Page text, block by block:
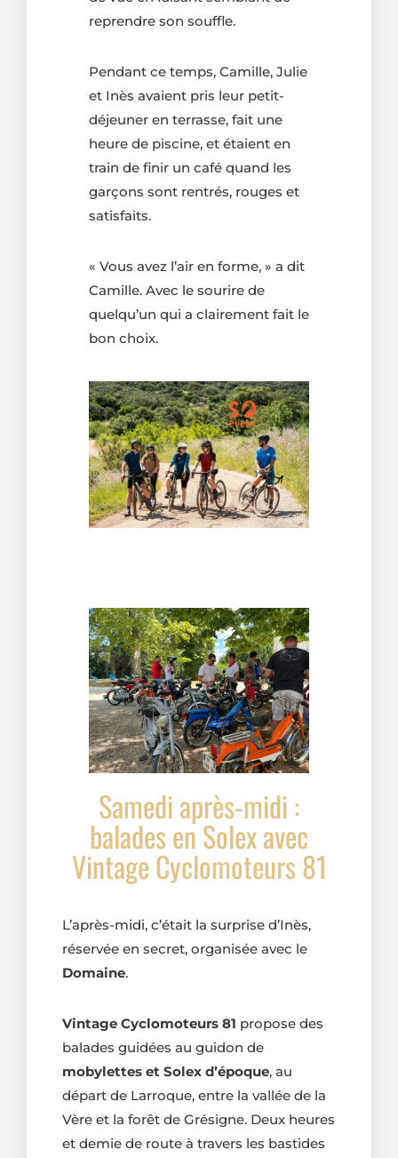
reprendre son souffle.
Pendant ce temps, Camille, Julie
et Inès avaient pris leur petit-
déjeuner en terrasse, fait une
heure de piscine, et étaient en
train de finir un café quand les
garçons sont rentrés, rouges et
satisfaits.
« Vous avez l’air en forme, » a dit
Camille. Avec le sourire de
quelqu’un qui a clairement fait le
bon choix.
Samedi après-midi :
balades en Solex avec
Vintage Cyclomoteurs 81
L’après-midi, c’était la surprise d’Inès,
réservée en secret, organisée avec le
Domaine.
Vintage Cyclomoteurs 81 propose des
balades guidées au guidon de
mobylettes et Solex d’époque, au
départ de Larroque, entre la vallée de la
Vère et la forêt de Grésigne. Deux heures
et demie de route à travers les bastides